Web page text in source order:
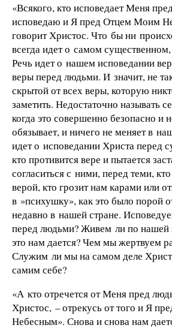
«Всякого, кто исповедает Меня
исповедаю и Я пред Отцем Моим
говорит Христос. Что бы ни
всегда идет о самом
Речь идет о нашем исповедании
веры перед людьми. И значит, не
скрытой от всех веры, которую
заметить. Недостаточно называть
когда это совершенно безопасно и
обязывает, и ничего не меняет в
идет о исповедании Христа перед
кто противится вере и пытается
согласиться с ними, перед теми,
верой, кто грозит нам карами или
в »психушку», как это было порой
недавно в нашей стране.
перед людьми? Живем ли по нашей
это нам дается? Чем мы жертвуем
Служим ли мы на самом деле
самим себе?
«А кто отречется от Меня пред
Христос, – отрекусь от того и Я
Небесным». Снова и снова нам